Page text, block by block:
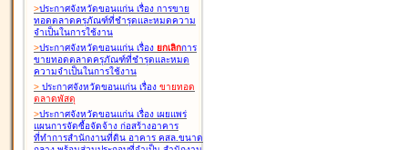
>ประกาศจังหวัดขอนแก่น เรื่อง การขาย
ทอดตลาดครุภัณฑ์ที่ชำรุดและหมดความ
จำเป็นในการใช้งาน
>ประกาศจังหวัดขอนแก่น เรื่อง ยกเลิกการ
ขายทอดตลาดครุภัณฑ์ที่ชำรุดและหมด
ความจำเป็นในการใช้งาน
> ประกาศจังหวัดขอนแก่น เรื่อง ขายทอด
ตลาดพัสดุ
>ประกาศจังหวัดขอนแก่น เรื่อง เผยแพร่
แผนการจัดซื้อจัดจ้าง ก่อสร้างอาคาร
ที่ทำการสำนักงานที่ดิน อาคาร คสล.ขนาด